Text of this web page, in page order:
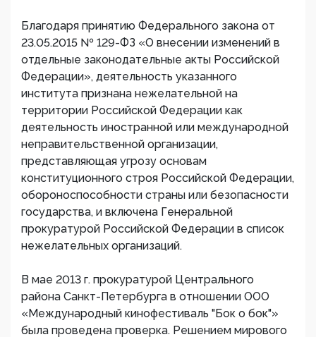
Благодаря принятию Федерального закона от
23.05.2015 № 129-ФЗ «О внесении изменений в
отдельные законодательные акты Российской
Федерации», деятельность указанного
института признана нежелательной на
территории Российской Федерации как
деятельность иностранной или международной
неправительственной организации,
представляющая угрозу основам
конституционного строя Российской Федерации,
обороноспособности страны или безопасности
государства, и включена Генеральной
прокуратурой Российской Федерации в список
нежелательных организаций.
В мае 2013 г. прокуратурой Центрального
района Санкт-Петербурга в отношении ООО
«Международный кинофестиваль "Бок о бок"»
была проведена проверка. Решением мирового